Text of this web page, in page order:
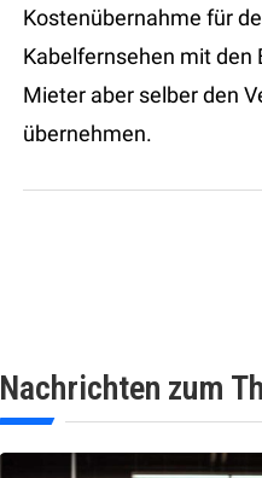
Kostenübernahme für
Kabelfernsehen mit den
Mieter aber selber den
übernehmen.
Nachrichten zum